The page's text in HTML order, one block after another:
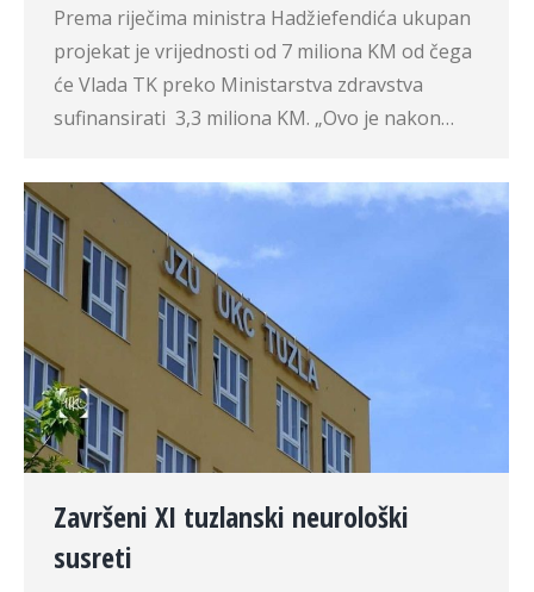
Prema riječima ministra Hadžiefendića ukupan
projekat je vrijednosti od 7 miliona KM od čega
će Vlada TK preko Ministarstva zdravstva
sufinansirati 3,3 miliona KM. „Ovo je nakon…
Završeni XI tuzlanski neurološki
susreti